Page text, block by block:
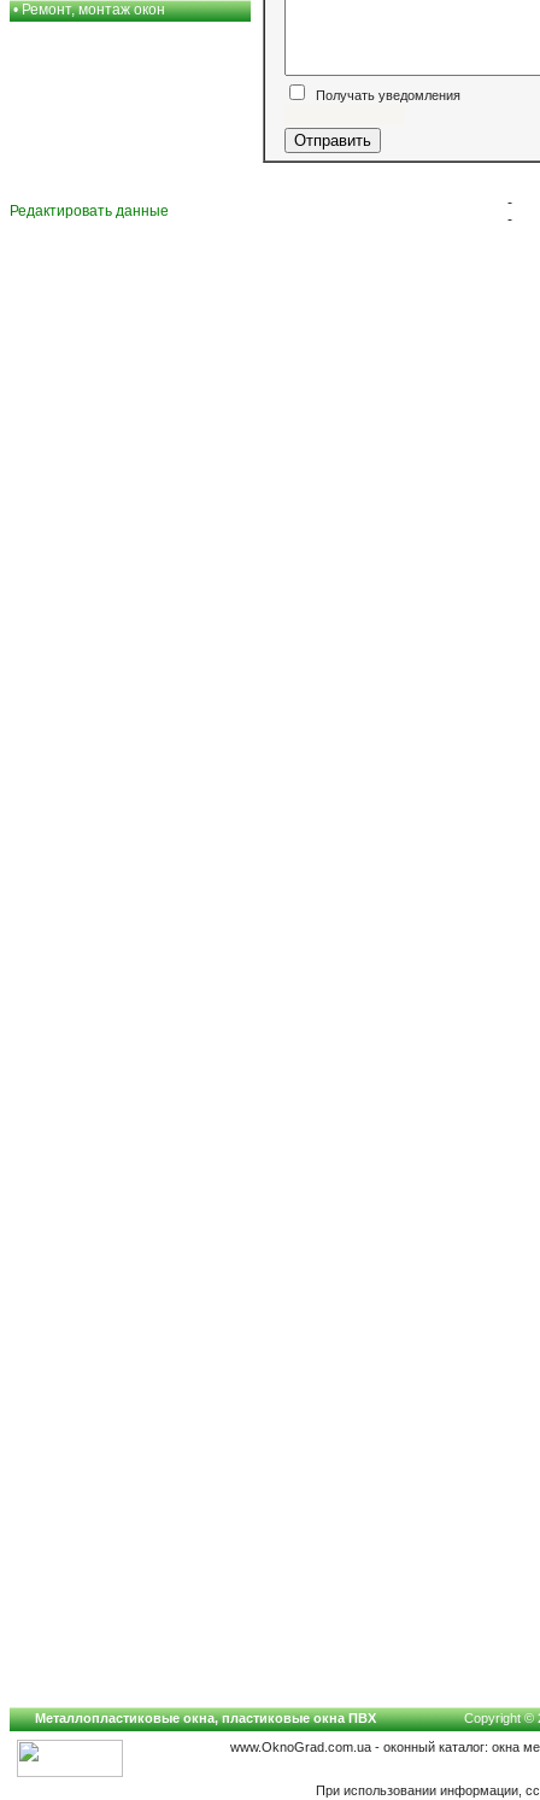
•Ремонт, монтаж окон
Получать уведомления
Редактировать данные
-
-
Металлопластиковые окна, пластиковые окна ПВХ
Copyright ©
www.OknoGrad.com.ua - оконный каталог: окна
При использовании информации,